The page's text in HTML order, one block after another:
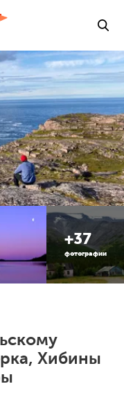
+37
фотографии
Хибины